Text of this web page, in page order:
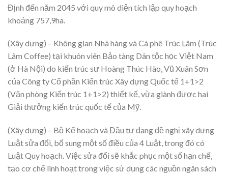
Định đến năm 2045 với quy mô diện tích lập quy hoạch
khoảng 757,9ha.
(Xây dựng) – Không gian Nhà hàng và Cà phê Trúc Lâm (Trúc
Lâm Coffee) tại khuôn viên Bảo tàng Dân tộc học Việt Nam
(ở Hà Nội) do kiến trúc sư Hoàng Thúc Hào, Vũ Xuân Sơn
của Công ty Cổ phần Kiến trúc Xây dựng Quốc tế 1+1>2
(Văn phòng Kiến trúc 1+1>2) thiết kế, vừa giành được hai
Giải thưởng kiến trúc quốc tế của Mỹ.
(Xây dựng) – Bộ Kế hoạch và Đầu tư đang đề nghị xây dựng
Luật sửa đổi, bổ sung một số điều của 4 Luật, trong đó có
Luật Quy hoạch. Việc sửa đổi sẽ khắc phục một số hạn chế,
tạo cơ chế linh hoạt trong việc sử dụng các nguồn ngân sách